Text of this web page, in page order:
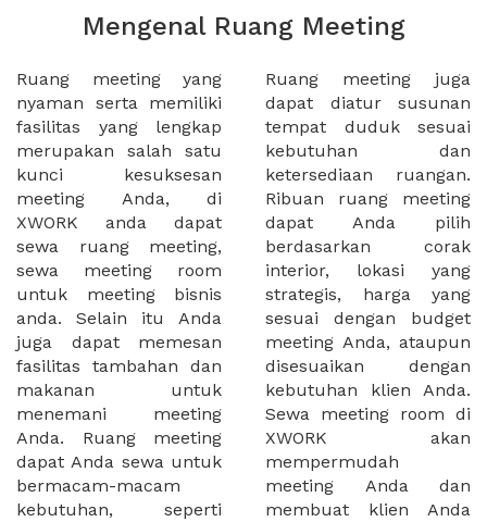
Mengenal Ruang Meeting
Ruang meeting yang
nyaman serta memiliki
fasilitas yang lengkap
merupakan salah satu
kunci kesuksesan
meeting Anda, di
XWORK anda dapat
sewa ruang meeting,
sewa meeting room
untuk meeting bisnis
anda. Selain itu Anda
juga dapat memesan
fasilitas tambahan dan
makanan untuk
menemani meeting
Anda. Ruang meeting
dapat Anda sewa untuk
bermacam-macam
kebutuhan, seperti
Ruang meeting juga
dapat diatur susunan
tempat duduk sesuai
kebutuhan dan
ketersediaan ruangan.
Ribuan ruang meeting
dapat Anda pilih
berdasarkan corak
interior, lokasi yang
strategis, harga yang
sesuai dengan budget
meeting Anda, ataupun
disesuaikan dengan
kebutuhan klien Anda.
Sewa meeting room di
XWORK akan
mempermudah
meeting Anda dan
membuat klien Anda